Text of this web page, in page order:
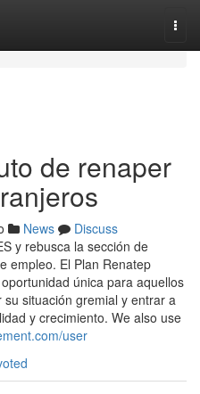
de renaper
News
Discuss
y rebusca la sección ⁢de
empleo. El Plan Renatep
única para aquellos
situación gremial y entrar a
y crecimiento. We also use
user